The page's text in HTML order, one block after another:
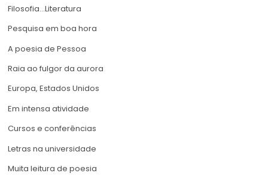
Filosofia…Literatura
Pesquisa em boa hora
A poesia de Pessoa
Raia ao fulgor da aurora
Europa, Estados Unidos
Em intensa atividade
Cursos e conferências
Letras na universidade
Muita leitura de poesia